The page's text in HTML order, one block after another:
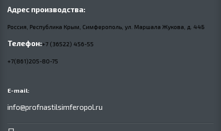
Адрес производства:
Россия, Республика Крым, Симферополь, ул. Маршала Жукова, д. 44Б
Телефон:+7 (36522) 456-55
+7(861)205-80-75
E-mail:
info@profnastilsimferopol.ru